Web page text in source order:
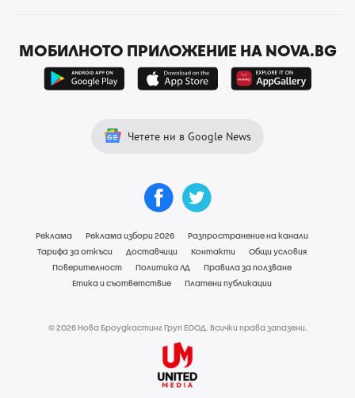
МОБИЛНОТО ПРИЛОЖЕНИЕ НА NOVA.BG
Четете ни в Google News
Реклама Реклама избори 2026
Разпространение на канали
Тарифа за откъси
Доставчици Контакти
Общи условия
Поверителност
Политика ЛД
Правила за ползване
Етика и съответствие
Платени публикации
© 2026 Нова Броудкастинг Груп ЕООД. Всички права запазени.